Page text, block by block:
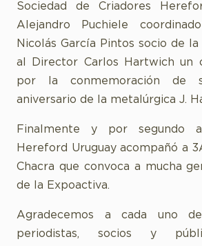
Sociedad de Criadores
Alejandro Puchiele
Nicolás García Pintos socio de
al Director Carlos Hartwich un
por la conmemoración de
aniversario de la metalúrgica J.
Finalmente y por segundo
Hereford Uruguay acompañó a
Chacra que convoca a mucha
de la Expoactiva.
Agradecemos a cada uno
periodistas, socios y